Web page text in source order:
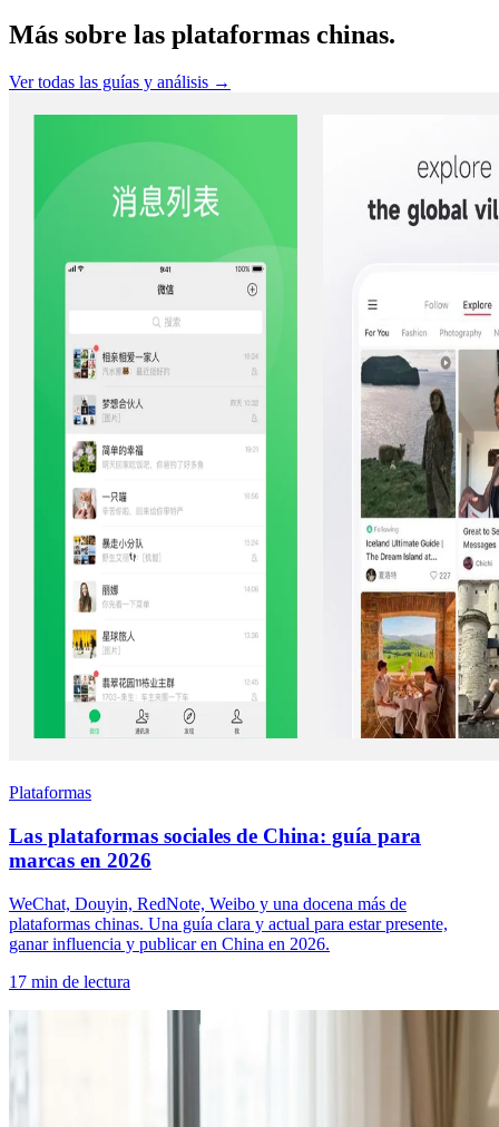
Más sobre las plataformas chinas.
Ver todas las guías y análisis →
Plataformas
Las plataformas sociales de China: guía para
marcas en 2026
WeChat, Douyin, RedNote, Weibo y una docena más de
plataformas chinas. Una guía clara y actual para estar presente,
ganar influencia y publicar en China en 2026.
17 min de lectura